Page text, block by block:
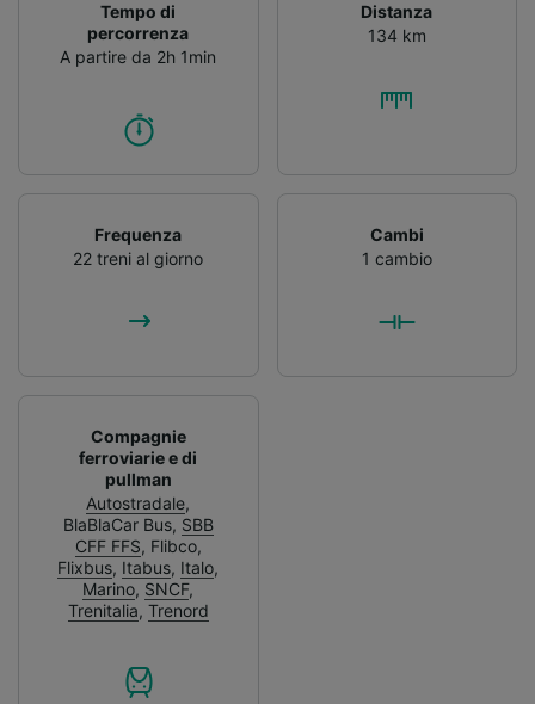
Tempo di
percorrenza
A partire da 2h 1min
Distanza
134 km
Frequenza
22 treni al giorno
Cambi
1 cambio
Compagnie
ferroviarie e di
pullman
Autostradale,
BlaBlaCar Bus, SBB
CFF FFS, Flibco,
Flixbus, Itabus, Italo,
Marino, SNCF,
Trenitalia, Trenord